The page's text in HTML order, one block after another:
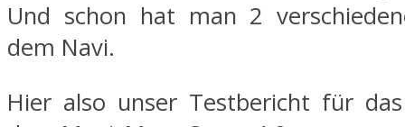
Und schon hat man 2
dem Navi.
Hier also unser Testbericht für